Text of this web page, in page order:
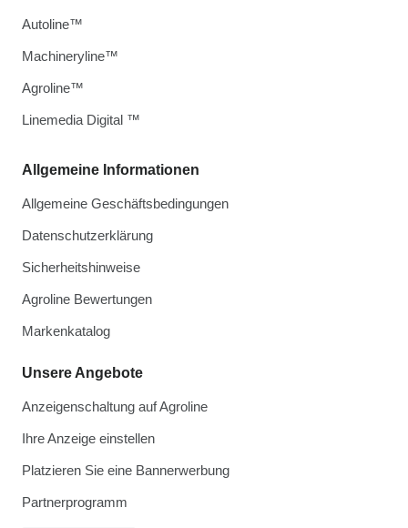
Allgemeine Informationen
Allgemeine Geschäftsbedingungen
Datenschutzerklärung
Sicherheitshinweise
Agroline Bewertungen
Markenkatalog
Unsere Angebote
Anzeigenschaltung auf Agroline
Ihre Anzeige einstellen
Platzieren Sie eine Bannerwerbung
Partnerprogramm
Autoline™
Machineryline™
Agroline™
Linemedia Digital ™